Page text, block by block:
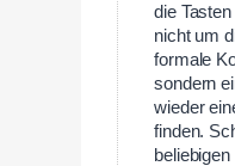
die
nicht um
formale
sondern
wieder
finden.